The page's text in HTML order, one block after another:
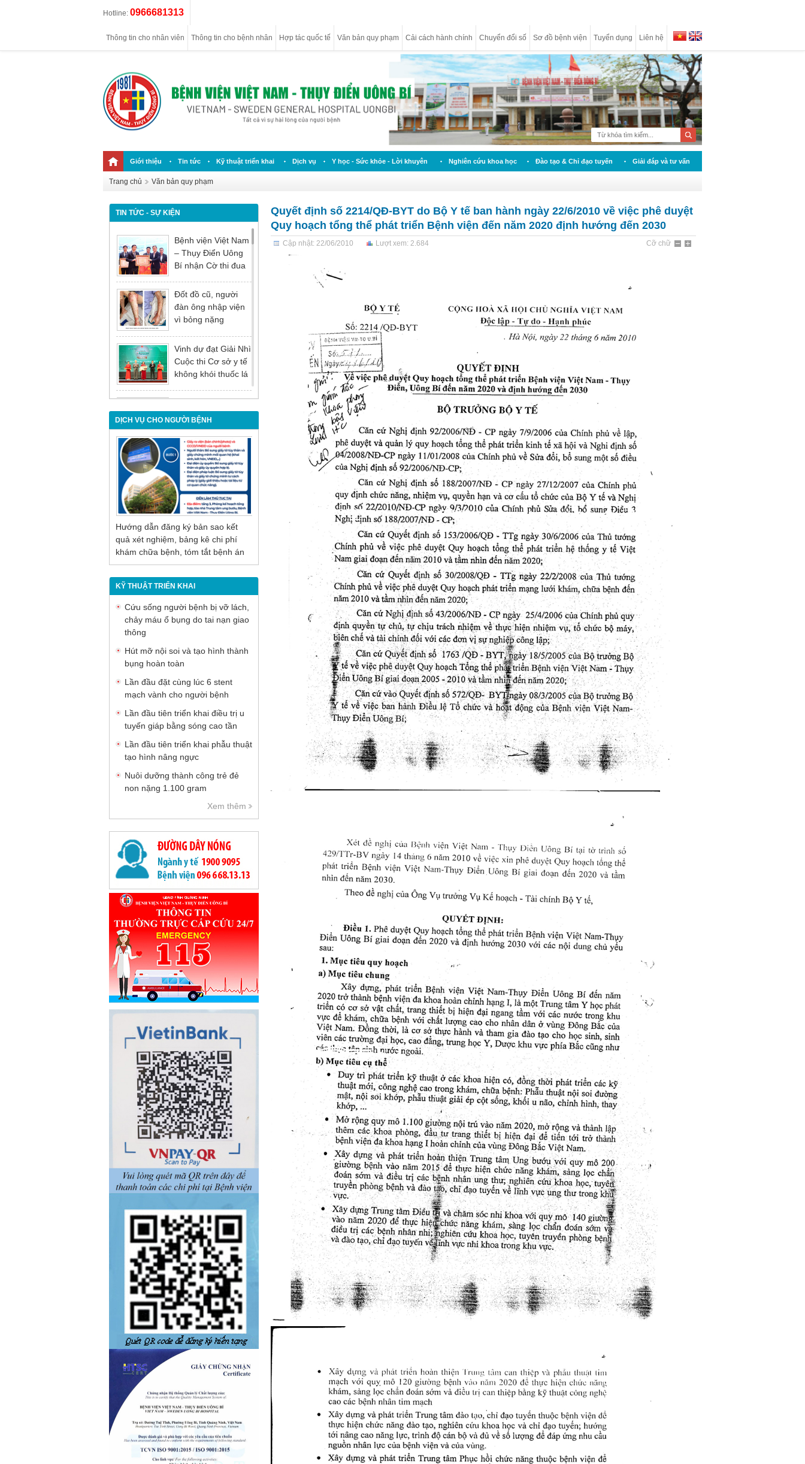
Hotline: 0966681313
Thông tin cho nhân viên Thông tin cho bệnh nhân Hợp tác quốc tế Văn bản quy phạm Cải cách hành chính Chuyển đổi số Sơ đồ bệnh viện Tuyển dụng Liên hệ
Giới thiệu Tin tức Kỹ thuật triển khai Dịch vụ Y học - Sức khỏe - Lời khuyên Nghiên cứu khoa học Đào tạo & Chỉ đạo tuyến Giải đáp và tư vấn
Trang chủ Văn bản quy phạm
TIN TỨC - SỰ KIỆN
Bệnh viện Việt Nam
– Thụy Điển Uông
Bí nhận Cờ thi đua
năm 2025 của
Đảng ủy - Ủy ban
nhân dân Tỉnh
Đốt đồ cũ, người
đàn ông nhập viện
vì bỏng nặng
Vinh dự đạt Giải Nhì
Cuộc thi Cơ sở y tế
không khói thuốc lá
rào cản khiến việc
điều trị bị chậm trễ
Nội soi mật tụy
ngược dòng – Giải
pháp tối ưu cho
người bệnh sỏi ống
mật chủ
DỊCH VỤ CHO NGƯỜI BỆNH
Hướng dẫn đăng ký bản sao kết
quả xét nghiệm, bảng kê chi phí
khám chữa bệnh, tóm tắt bệnh án
KỸ THUẬT TRIỂN KHAI
Cứu sống người bệnh bị vỡ lách,
chảy máu ổ bụng do tai nạn giao
thông
Hút mỡ nội soi và tạo hình thành
bụng hoàn toàn
Lần đầu đặt cùng lúc 6 stent
mạch vành cho người bệnh
Lần đầu tiên triển khai điều trị u
tuyến giáp bằng sóng cao tần
Lần đầu tiên triển khai phẫu thuật
tạo hình nâng ngực
Nuôi dưỡng thành công trẻ đẻ
non nặng 1.100 gram
Xem thêm
Quyết định số 2214/QĐ-BYT do Bộ Y tế ban hành ngày 22/6/2010 về việc phê duyệt
Quy hoạch tổng thể phát triển Bệnh viện đến năm 2020 định hướng đến 2030
Cập nhật: 22/06/2010 Lượt xem: 2.684 Cỡ chữ